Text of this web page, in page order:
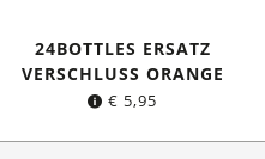
24BOTTLES ERSATZ
VERSCHLUSS ORANGE
€ 5,95